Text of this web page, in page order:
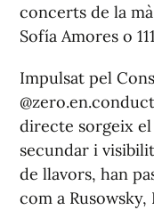
concerts de la
Sofía Amores o
Impulsat pel
directe sorgeix
secundar i
de llavors, han
com a